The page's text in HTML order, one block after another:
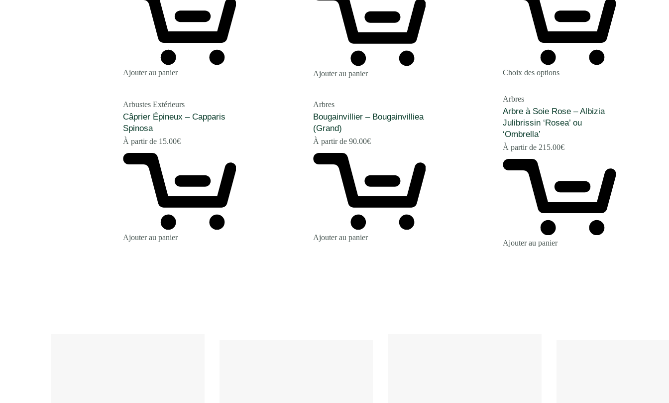
Ajouter au panier Ajouter au panier Choix des options
Arbustes Extérieurs
Câprier Épineux – Capparis
Spinosa
À partir de 15.00€
Ajouter au panier
Arbres
Bougainvillier – Bougainvilliea
(Grand)
À partir de 90.00€
Ajouter au panier
Arbres
Arbre à Soie Rose – Albizia
Julibrissin ‘Rosea’ ou
‘Ombrella’
À partir de 215.00€
Ajouter au panier